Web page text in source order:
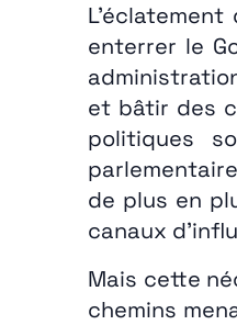
enterrer le
et bâtir des
politiques
de plus en
canaux
Mais cette
chemins